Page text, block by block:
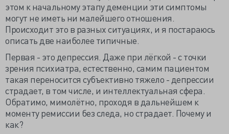
этом к начальному этапу деменции эти симптомы
могут не иметь ни малейшего отношения.
Происходит это в разных ситуациях, и я постараюсь
описать две наиболее типичные.
Первая - это депрессия. Даже при лёгкой - с точки
зрения психиатра, естественно, самим пациентом
такая переносится субъективно тяжело - депрессии
страдает, в том числе, и интеллектуальная сфера.
Обратимо, мимолётно, проходя в дальнейшем к
моменту ремиссии без следа, но страдает. Почему и
как?